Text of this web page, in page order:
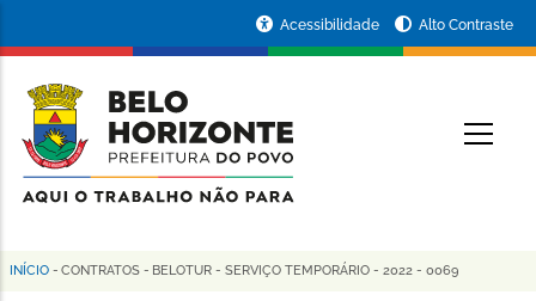
conteúdo
principal
da
Prefeitura
de
Horizonte
Acessibilidade Alto Contraste
Trilha
INÍCIO - CONTRATOS - BELOTUR - SERVIÇO TEMPORÁRIO - 2022 - 0069